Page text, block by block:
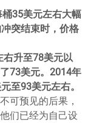
35美元左右大幅
突结束时，价格
升至78美元以
73美元。2014年
至93美元左右。
可预见的后果，
们已经为自己设